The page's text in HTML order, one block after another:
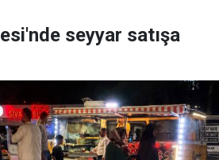
seyyar satışa